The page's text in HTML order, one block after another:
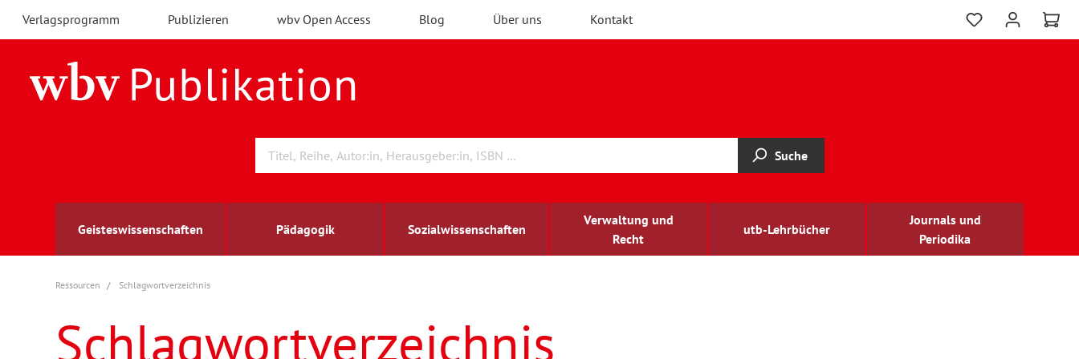
Verlagsprogramm Publizieren wbv Open Access Blog Über uns Kontakt
Suche
Geisteswissenschaften Pädagogik Sozialwissenschaften
Verwaltung und
Recht
utb-Lehrbücher
Journals und
Periodika
Archäologie
Berufs- und Wirtschaftspädagogik
Arbeitsmarktforschung
Außenwirtschaft
berufsbildung
Ressourcen Schlagwortverzeichnis
Schlagwortverzeichnis